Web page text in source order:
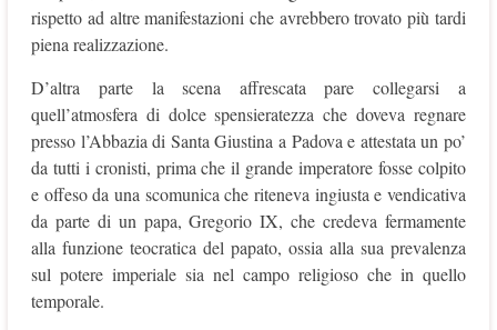
rispetto ad altre manifestazioni che avrebbero trovato più tardi
piena realizzazione.
D’altra parte la scena affrescata pare collegarsi a
quell’atmosfera di dolce spensieratezza che doveva regnare
presso l’Abbazia di Santa Giustina a Padova e attestata un po’
da tutti i cronisti, prima che il grande imperatore fosse colpito
e offeso da una scomunica che riteneva ingiusta e vendicativa
da parte di un papa, Gregorio IX, che credeva fermamente
alla funzione teocratica del papato, ossia alla sua prevalenza
sul potere imperiale sia nel campo religioso che in quello
temporale.